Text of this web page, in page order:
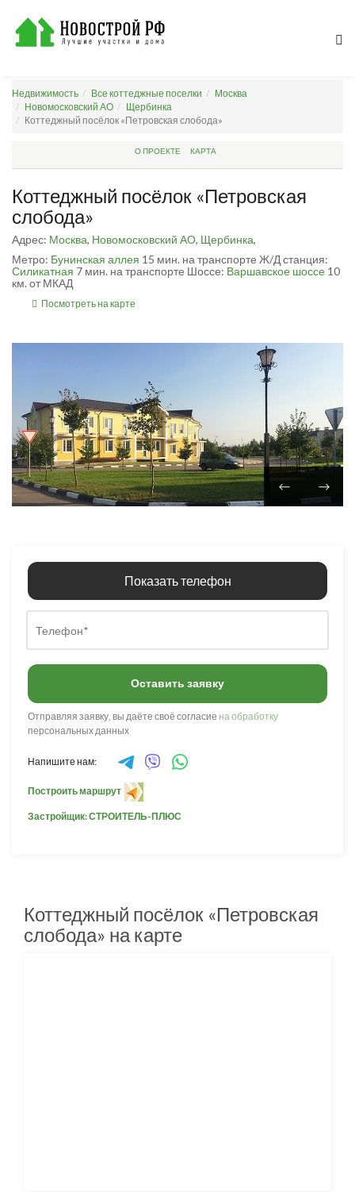
Недвижимость Все коттеджные поселки
Москва
Новомосковский АО
Щербинка
Коттеджный посёлок «Петровская слобода»
О ПРОЕКТЕ КАРТА
Коттеджный посёлок «Петровская
слобода»
Адрес: Москва, Новомосковский АО, Щербинка,
Метро: Бунинская аллея 15 мин. на транспорте Ж/Д станция:
Силикатная 7 мин. на транспорте Шоссе: Варшавское шоссе 10
км. от МКАД
Посмотреть на карте
Показать телефон
Оставить заявку
Отправляя заявку, вы даёте своё согласие на обработку
персональных данных
Напишите нам:
Построить маршрут
Застройщик: СТРОИТЕЛЬ-ПЛЮС
Коттеджный посёлок «Петровская
слобода» на карте